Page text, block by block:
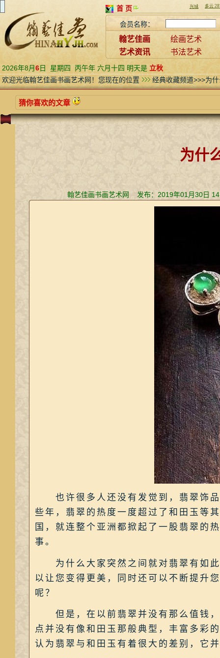
首 页
会员名称：
翰艺佳画
绘画艺术
艺术资讯
书法艺术
2026年8月6日 星期四 丙午年 六月十四 明天是 立秋
欢迎光临翰艺佳画书画艺术网！您现在的位置
经典收藏频道>>>为
猜你喜欢的文章
为什
翰艺佳画书画艺术网 发布：2019年01月30日
也许很多人还没有发觉到，翡翠饰品
些年，翡翠的热度一度超过了和田玉等
国，就连整个亚洲都掀起了一股翡翠的
事。
为什么大家突然之间就对翡翠有如此
以让您变得更美，同时还可以不断提升
呢？
但是，在以前翡翠并没有那么值钱，
点并没有像和田玉那般典型，丰富多彩
认为翡翠与和田玉有着很大的差别，它